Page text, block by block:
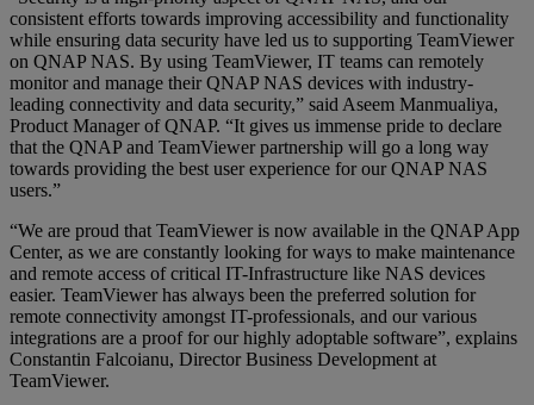
consistent efforts towards improving accessibility and functionality
while ensuring data security have led us to supporting TeamViewer
on QNAP NAS. By using TeamViewer, IT teams can remotely
monitor and manage their QNAP NAS devices with industry-
leading connectivity and data security,” said Aseem Manmualiya,
Product Manager of QNAP. “It gives us immense pride to declare
that the QNAP and TeamViewer partnership will go a long way
towards providing the best user experience for our QNAP NAS
users.”
“We are proud that TeamViewer is now available in the QNAP App
Center, as we are constantly looking for ways to make maintenance
and remote access of critical IT-Infrastructure like NAS devices
easier. TeamViewer has always been the preferred solution for
remote connectivity amongst IT-professionals, and our various
integrations are a proof for our highly adoptable software”, explains
Constantin Falcoianu, Director Business Development at
TeamViewer.